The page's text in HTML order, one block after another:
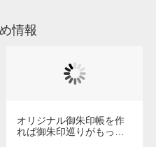
情報
オリジナル御朱印帳を作
れば御朱印巡りがもっと